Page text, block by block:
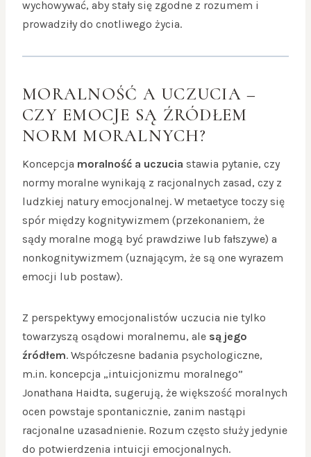
wychowywać, aby stały się zgodne z rozumem i
prowadziły do cnotliwego życia.
MORALNOŚĆ A UCZUCIA –
CZY EMOCJE SĄ ŹRÓDŁEM
NORM MORALNYCH?
Koncepcja moralność a uczucia stawia pytanie, czy
normy moralne wynikają z racjonalnych zasad, czy z
ludzkiej natury emocjonalnej. W metaetyce toczy się
spór między kognitywizmem (przekonaniem, że
sądy moralne mogą być prawdziwe lub fałszywe) a
nonkognitywizmem (uznającym, że są one wyrazem
emocji lub postaw).
Z perspektywy emocjonalistów uczucia nie tylko
towarzyszą osądowi moralnemu, ale są jego
źródłem. Współczesne badania psychologiczne,
m.in. koncepcja „intuicjonizmu moralnego”
Jonathana Haidta, sugerują, że większość moralnych
ocen powstaje spontanicznie, zanim nastąpi
racjonalne uzasadnienie. Rozum często służy jedynie
do potwierdzenia intuicji emocjonalnych.